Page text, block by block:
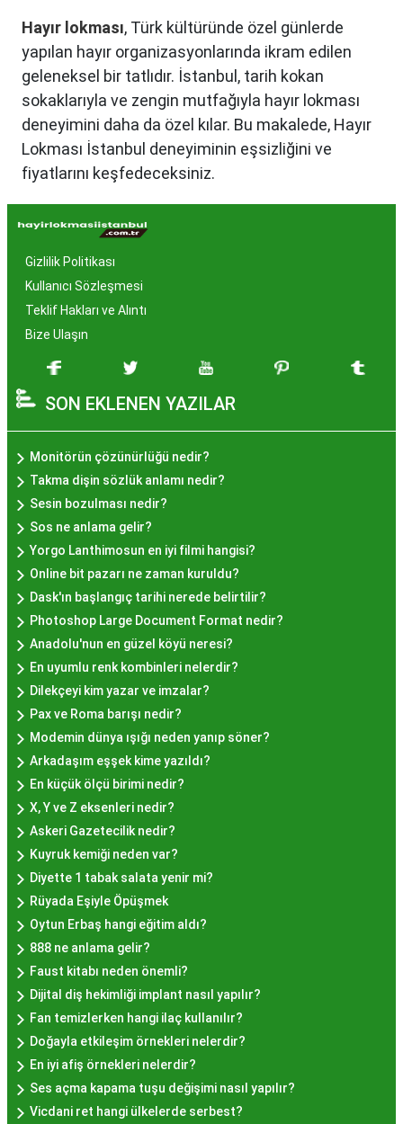
Hayır lokması, Türk kültüründe özel günlerde
yapılan hayır organizasyonlarında ikram edilen
geleneksel bir tatlıdır. İstanbul, tarih kokan
sokaklarıyla ve zengin mutfağıyla hayır lokması
deneyimini daha da özel kılar. Bu makalede, Hayır
Lokması İstanbul deneyiminin eşsizliğini ve
fiyatlarını keşfedeceksiniz.
Hayır Lokması İstanbul'da
Neden Popüler?
İstanbul, tarih ve kültür mirasıyla öne çıkan bir
şehir olmasıyla birlikte, geleneksel lezzetlerle de
zenginleşmiştir. Hayır lokması, özel günlerde
hazırlanan ve lezzetiyle damaklarda unutulmaz
izler bırakan bir tatlıdır. İstanbul'da popüler
olmasının arkasında bu eşsiz lezzetin herkesi
cezbetmesi ve geleneksel dokunuşlarla
hazırlanması yatmaktadır.
Hayır Lokması İstanbul'da
Nerede Bulunur?
İstanbul genelinde birçok yerel işletme ve
pastane, hayır lokması sunmaktadır. Geleneksel
tatları sevenler için Sultanahmet, Eminönü, ve
Eyüp gibi tarihi semtlerdeki lokantalarda Hayır
Lokması deneyimi daha da özel olabilir. Ayrıca,
Beyoğlu, Kadıköy, ve Beşiktaş gibi modern
semtlerde de bu lezzeti bulabilirsiniz.
Hayır Lokması Fiyatları
İstanbul'da Nasıl?
Hayır lokması fiyatları İstanbul
mekanlara ve sunulan hizmete göre değişiklik
gösterir. Genellikle porsiyon bazında satılan hayır
lokmalarının fiyatları uygun olup, lezzetin
kalitesiyle uyumlu bir deneyim sunar. İstanbul'da
farklı mekanlarda çeşitli fiyat seçeneklerini
değerlendirerek, bütçenize uygun bir hayır lokması
bulabilirsiniz.
Hayır Lokması İstanbul
Deneyiminde Nelere Dikkat
Edilmeli?
Gizlilik Politikası
Kullanıcı Sözleşmesi
Teklif Hakları ve Alıntı
Bize Ulaşın
SON EKLENEN YAZILAR
Monitörün çözünürlüğü nedir?
Takma dişin sözlük anlamı nedir?
Sesin bozulması nedir?
Sos ne anlama gelir?
Yorgo Lanthimosun en iyi filmi hangisi?
Online bit pazarı ne zaman kuruldu?
Dask'ın başlangıç tarihi nerede belirtilir?
Photoshop Large Document Format nedir?
Anadolu'nun en güzel köyü neresi?
En uyumlu renk kombinleri nelerdir?
Dilekçeyi kim yazar ve imzalar?
Pax ve Roma barışı nedir?
Modemin dünya ışığı neden yanıp söner?
Arkadaşım eşşek kime yazıldı?
En küçük ölçü birimi nedir?
X, Y ve Z eksenleri nedir?
Askeri Gazetecilik nedir?
Kuyruk kemiği neden var?
Diyette 1 tabak salata yenir mi?
Rüyada Eşiyle Öpüşmek
Oytun Erbaş hangi eğitim aldı?
888 ne anlama gelir?
Faust kitabı neden önemli?
Dijital diş hekimliği implant nasıl yapılır?
Fan temizlerken hangi ilaç kullanılır?
Doğayla etkileşim örnekleri nelerdir?
En iyi afiş örnekleri nelerdir?
Ses açma kapama tuşu değişimi nasıl yapılır?
Vicdani ret hangi ülkelerde serbest?